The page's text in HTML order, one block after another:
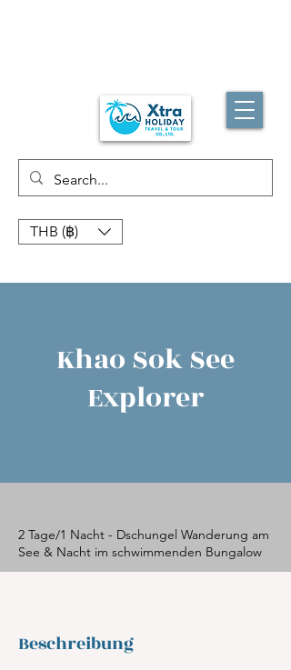
THB (฿)
Khao Sok See
Explorer
Beschreibung
2 Tage/1 Nacht - Dschungel Wanderung am
See & Nacht im schwimmenden Bungalow